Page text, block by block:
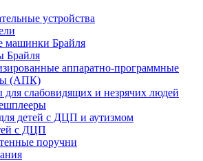
устройства
Брайля
Брайля
аппаратно-программные
(АПК)
для слабовидящих и незрячих людей
детей с ДЦП и аутизмом
с ДЦП
поручни